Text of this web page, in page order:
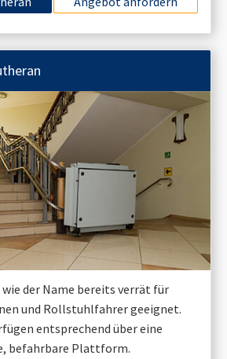
der Name bereits verrät für
und Rollstuhlfahrer geeignet.
entsprechend über eine
befahrbare Plattform.